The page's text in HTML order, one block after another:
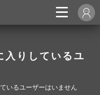
りしているユ
いるユーザーはいません